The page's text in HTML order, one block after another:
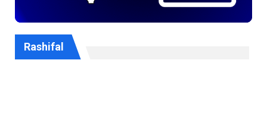
Rashifal